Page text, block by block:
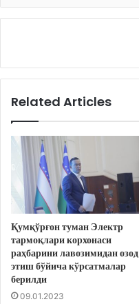
Related Articles
Қумқўрғон туман Электр
тармоқлари корхонаси
раҳбарини лавозимидан озод
этиш бўйича кўрсатмалар
берилди
09.01.2023